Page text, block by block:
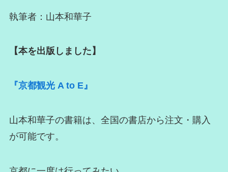
執筆者：山本和華子
【本を出版しました】
『京都観光 A to E』
山本和華子の書籍は、全国の書店から注文・購入
が可能です。